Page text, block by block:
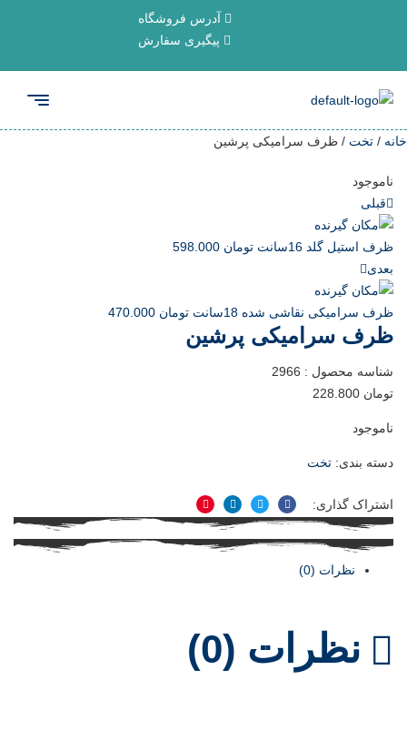
آدرس فروشگاه
پیگیری سفارش
خانه / تخت / ظرف سرامیکی پرشین
ناموجود
قبلی
ظرف استیل گلد 16سانت تومان
بعدی
ظرف سرامیکی نقاشی شده 18سانت تومان
ظرف سرامیکی پرشین
شناسه محصول : 2966
تومان
ناموجود
دسته بندی: تخت
اشتراک گذاری:
فیسبوکتوییترلینکدینپینترست
نظرات (0)
نظرات (0)